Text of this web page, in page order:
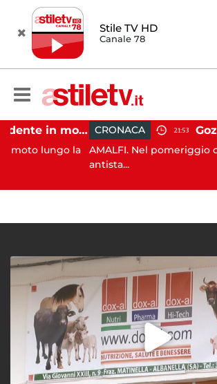
Stile TV HD
Canale 78
Castellabate, incidente in moto: 27enne in ospedale
la
CRONACA 21:53
AMALFI. Nel pomeriggio